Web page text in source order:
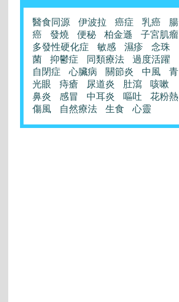
醫食同源 伊波拉 癌症 乳癌
腸
癌
發燒 便秘 柏金遜
子宮肌瘤
多發性硬化症
敏感 濕疹
念珠
菌
抑鬱症 同類療法
過度活躍
自閉症
心臟病 關節炎 中風
青
光眼
痔瘡 尿道炎 肚瀉
咳嗽
鼻炎
感冒 中耳炎 嘔吐
花粉熱
傷風
自然療法 生食 心靈